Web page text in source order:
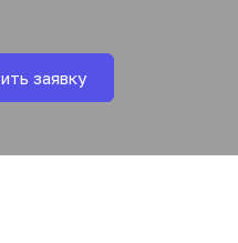
заявку